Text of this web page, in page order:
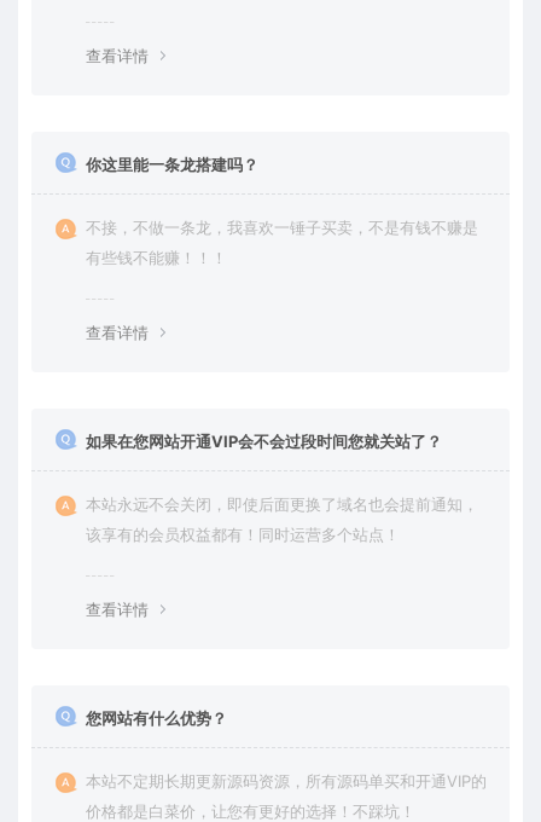
查看详情
你这里能一条龙搭建吗？
不接，不做一条龙，我喜欢一锤子买卖，不是有钱不赚是
有些钱不能赚！！！
查看详情
如果在您网站开通VIP会不会过段时间您就关站了？
本站永远不会关闭，即使后面更换了域名也会提前通知，
该享有的会员权益都有！同时运营多个站点！
查看详情
您网站有什么优势？
本站不定期长期更新源码资源，所有源码单买和开通VIP的
价格都是白菜价，让您有更好的选择！不踩坑！